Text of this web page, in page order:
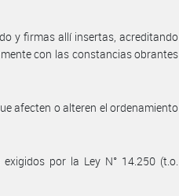
y firmas allí insertas, acreditando
con las constancias obrantes
afecten o alteren el ordenamiento
por la Ley N° 14.250 (t.o.